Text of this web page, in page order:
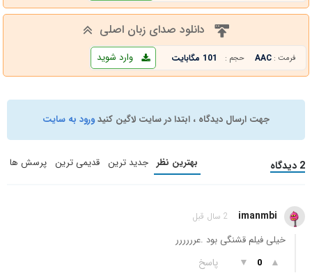
دانلود صدای زبان اصلی
فرمت : AAC حجم : 101 مگابایت وارد شوید
جهت ارسال دیدگاه ، ابتدا در سایت لاگین کنیدورود به سایت
2 دیدگاه بهترین نظر جدید ترین قدیمی ترین پرسش ها
imanmbi 2 سال قبل
خیلی فیلم قشنگی بود .عرررررر
▲
0
▼ پاسخ